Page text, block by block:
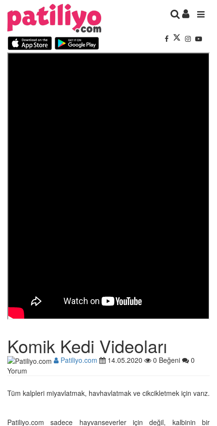
Komik Kedi Videoları
Patiliyo.com 14.05.2020 0 Beğeni
0
Yorum
Tüm kalpleri miyavlatmak, havhavlatmak ve cikcikletmek için varız.
Patiliyo.com sadece hayvanseverler için değil, kalbinin bir